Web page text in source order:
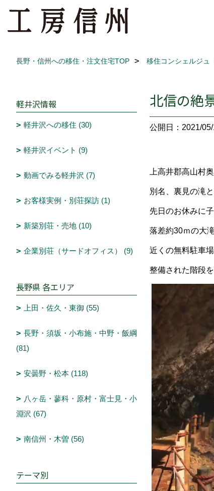
長野・信州への移住・注文住宅TOP 移住コンシェルジュ
北信の絶
公開日：2021/
上高井郡高山村
別名、裏見の滝
先日のお休みに
落差約30ｍの大
近くの無料駐車
整備された階段
軽井沢情報
軽井沢への移住 (30)
軽井沢イベント (9)
動画でみる軽井沢 (7)
お客様実例・別荘探訪 (1)
新築別荘・売地 (10)
企業別荘（サードオフィス） (9)
長野県 各エリア
上田・佐久・東御 (55)
長野・須坂・小布施・中野・飯綱
(81)
安曇野・松本 (118)
八ヶ岳・蓼科・原村・富士見・小
淵沢 (67)
南信州・木曽 (56)
テーマ別